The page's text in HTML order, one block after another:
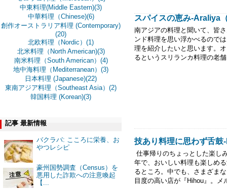
中東料理(Middle Eastern)(3)
中華料理（Chinese)(6)
創作オーストラリア料理 (Contemporary)
(20)
北欧料理（Nordic）(1)
北米料理（North American)(3)
南米料理（South American）(4)
地中海料理（Mediterranean）(3)
日本料理 (Japanese)(22)
東南アジア料理（Southeast Asia）(2)
韓国料理 (Korean)(3)
記事 最新情報
バクラバ: こころに栄養、お
やつレシピ
豪州国勢調査（Census）を
悪用した詐欺への注意喚起
【...
スパイスの恵み-Araliya
南アジアの料理と聞いて、皆
ンド料理を思い浮かべるので
理を紹介したいと思います。
るというスリランカ料理の老
技あり料理に思わず舌
仕事帰りのちょっとした楽し
年で、おいしい料理も楽しめ
るところ。中でも、さまざま
目度の高い店が『Hihou』。